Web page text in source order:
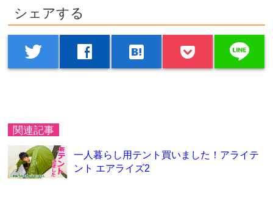
シェアする
twitter facebook hatenabookmark line
関連記事
一人暮らし用テント買いました！アライテ
ント エアライズ2